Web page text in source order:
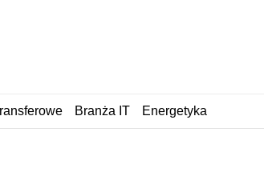
Branża IT Energetyka